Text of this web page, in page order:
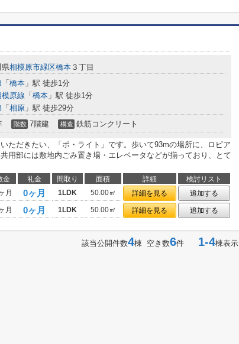
県相模原市緑区橋本 ３丁目
「 橋本 」駅 徒歩1分
原線 「 橋本 」駅 徒歩1分
「 相原 」駅 徒歩29分
階数 7階建 構造 鉄筋コンクリート
ただきたい、「ポ・ライト」です。歩いて93mの場所に、ロピア
用部には敷地内ごみ置き場・エレベータなどが揃っており、とて
金 礼金 間取り 面積 詳細
検討リスト
月 0ヶ月 1LDK 50.00㎡ 詳細を見る
追加する
月 0ヶ月 1LDK 50.00㎡ 詳細を見る 追加する
該当公開件数4棟 空き数6件 1-4棟表示